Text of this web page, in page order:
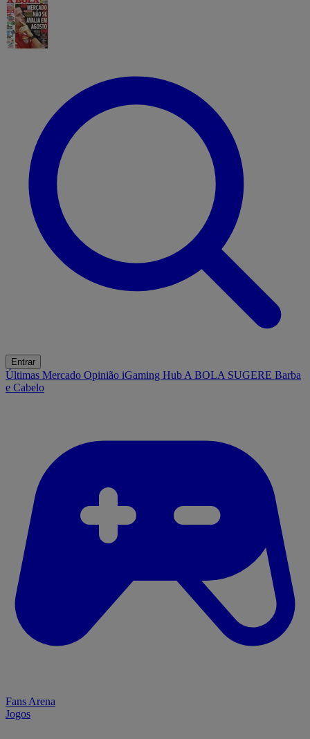
Entrar
Últimas Mercado Opinião iGaming Hub A BOLA SUGERE Barba
e Cabelo
Fans Arena
Jogos